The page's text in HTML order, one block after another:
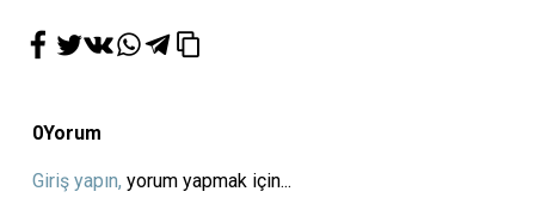
0Yorum
Giriş yapın, yorum yapmak için...